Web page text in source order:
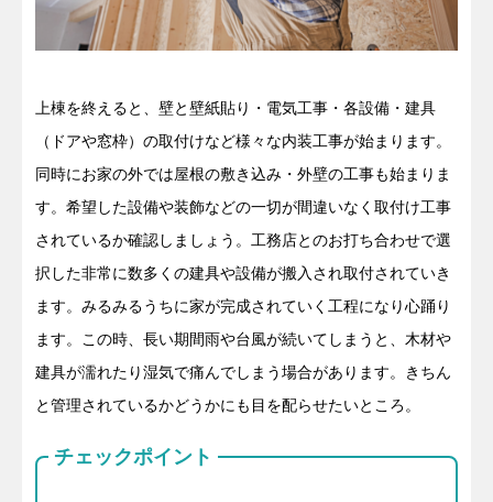
上棟を終えると、壁と壁紙貼り・電気工事・各設備・建具
（ドアや窓枠）の取付けなど様々な内装工事が始まります。
同時にお家の外では屋根の敷き込み・外壁の工事も始まりま
す。希望した設備や装飾などの一切が間違いなく取付け工事
されているか確認しましょう。工務店とのお打ち合わせで選
択した非常に数多くの建具や設備が搬入され取付されていき
ます。みるみるうちに家が完成されていく工程になり心踊り
ます。この時、長い期間雨や台風が続いてしまうと、木材や
建具が濡れたり湿気で痛んでしまう場合があります。きちん
と管理されているかどうかにも目を配らせたいところ。
チェックポイント